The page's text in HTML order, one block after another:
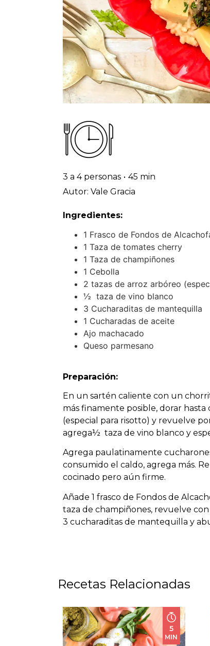
3 a 4 personas • 45 min
Autor: Vale Gracia
Ingredientes:
1 Frasco de Fondos de
1 Taza de tomates cherry
1 Taza de champiñones
1 Cebolla
2 tazas de arroz arbóreo
½ taza de vino blanco
3 Cucharaditas de mantequilla
1 Cucharadas de aceite
Ajo machacado
Queso parmesano
Preparación:
En un sartén caliente con un
más finamente posible, dorar
(especial para risotto) y revuelve
agrega½ taza de vino blanco y
Agrega paulatinamente
consumido el caldo, agrega más.
cocinado pero aún firme.
Añade 1 frasco de Fondos de
taza de champiñones, revuelve
3 cucharaditas de mantequilla y
Recetas Relacionadas
5
MIN